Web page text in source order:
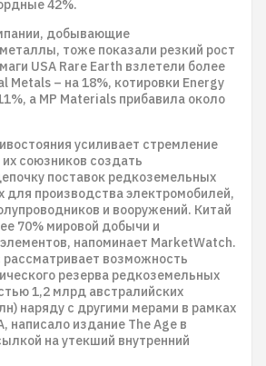
42%.
добывающие
тоже показали резкий рост
USA Rare Earth взлетели более
Metals – на 18%, котировки Energy
а MP Materials прибавила около
усиливает стремление
союзников создать
поставок редкоземельных
производства электромобилей,
и вооружений. Китай
70% мировой добычи и
напоминает MarketWatch.
рассматривает возможность
резерва редкоземельных
1,2 млрд австралийских
наряду с другими мерами в рамках
написало издание The Age в
на утекший внутренний